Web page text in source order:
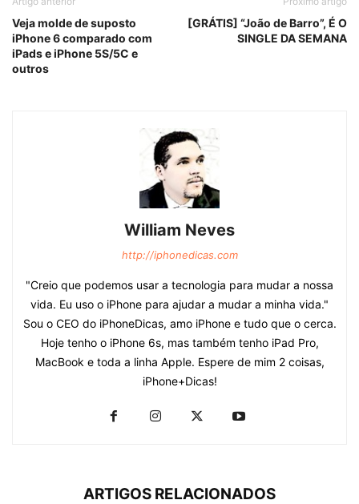
Veja molde de suposto
iPhone 6 comparado com
iPads e iPhone 5S/5C e
outros
[GRÁTIS] “João de Barro”, É O
SINGLE DA SEMANA
William Neves
http://iphonedicas.com
"Creio que podemos usar a tecnologia para mudar a nossa
vida. Eu uso o iPhone para ajudar a mudar a minha vida."
Sou o CEO do iPhoneDicas, amo iPhone e tudo que o cerca.
Hoje tenho o iPhone 6s, mas também tenho iPad Pro,
MacBook e toda a linha Apple. Espere de mim 2 coisas,
iPhone+Dicas!
ARTIGOS RELACIONADOS